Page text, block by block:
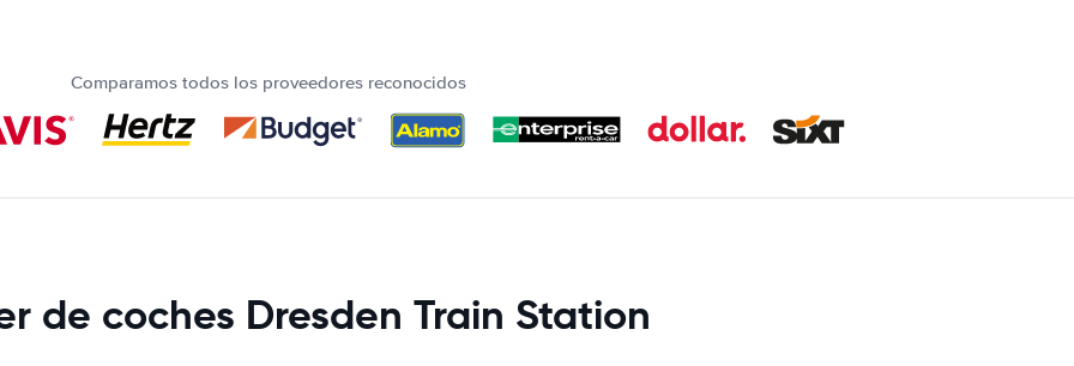
Comparamos todos los proveedores reconocidos
de coches Dresden Train Station